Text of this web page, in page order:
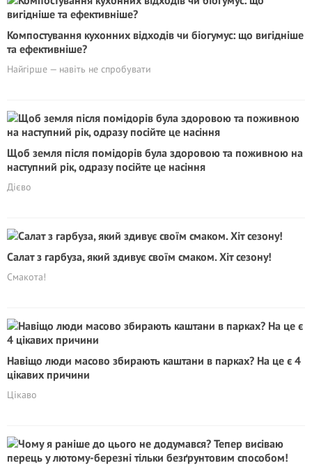
Компостування кухонних відходів чи біогумус: що вигідніше
та ефективніше?
Найгірше — навіть не спробувати
Щоб земля після помідорів була здоровою та поживною на
наступний рік, одразу посійте це насіння
Дієво
Салат з гарбуза, який здивує своїм смаком. Хіт сезону!
Смакота!
Навіщо люди масово збирають каштани в парках? На це є 4
цікавих причини
Цікаво